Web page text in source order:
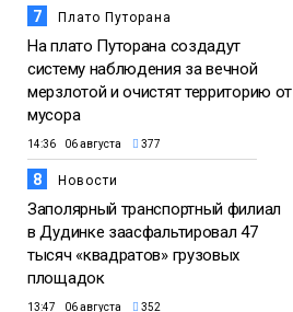
7 Плато Путорана
На плато Путорана создадут
систему наблюдения за вечной
мерзлотой и очистят территорию от
мусора
14:36 06 августа 377
8 Новости
Заполярный транспортный филиал
в Дудинке заасфальтировал 47
тысяч «квадратов» грузовых
площадок
13:47 06 августа 352